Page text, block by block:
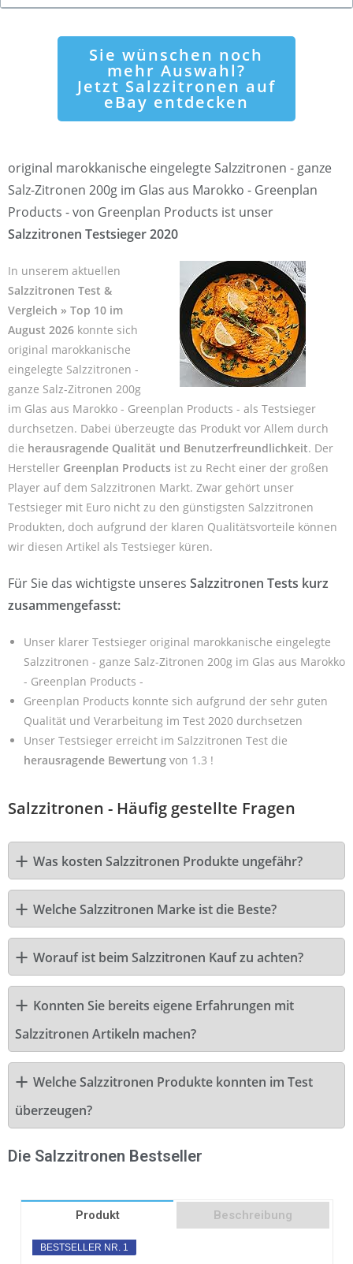
Sie wünschen noch
mehr Auswahl?
Jetzt Salzzitronen auf
eBay entdecken
original marokkanische eingelegte Salzzitronen - ganze
Salz-Zitronen 200g im Glas aus Marokko - Greenplan
Products - von Greenplan Products ist unser
Salzzitronen Testsieger 2020
In unserem aktuellen
Salzzitronen Test &
Vergleich » Top 10 im
August 2026 konnte sich
original marokkanische
eingelegte Salzzitronen -
ganze Salz-Zitronen 200g
im Glas aus Marokko - Greenplan Products - als Testsieger
durchsetzen. Dabei überzeugte das Produkt vor Allem durch
die herausragende Qualität und Benutzerfreundlichkeit. Der
Hersteller Greenplan Products ist zu Recht einer der großen
Player auf dem Salzzitronen Markt. Zwar gehört unser
Testsieger mit Euro nicht zu den günstigsten Salzzitronen
Produkten, doch aufgrund der klaren Qualitätsvorteile können
wir diesen Artikel als Testsieger küren.
Für Sie das wichtigste unseres Salzzitronen Tests kurz
zusammengefasst:
Unser klarer Testsieger original marokkanische eingelegte
Salzzitronen - ganze Salz-Zitronen 200g im Glas aus Marokko
- Greenplan Products -
Greenplan Products konnte sich aufgrund der sehr guten
Qualität und Verarbeitung im Test 2020 durchsetzen
Unser Testsieger erreicht im Salzzitronen Test die
herausragende Bewertung von 1.3 !
Salzzitronen - Häufig gestellte Fragen
Was kosten Salzzitronen Produkte ungefähr?
Welche Salzzitronen Marke ist die Beste?
Worauf ist beim Salzzitronen Kauf zu achten?
Konnten Sie bereits eigene Erfahrungen mit
Salzzitronen Artikeln machen?
Welche Salzzitronen Produkte konnten im Test
überzeugen?
Die Salzzitronen Bestseller
Produkt Beschreibung
BESTSELLER NR. 1